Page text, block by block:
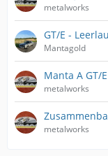
metalworks
GT/E -
Mantagold
Manta A GT/
metalworks
metalworks